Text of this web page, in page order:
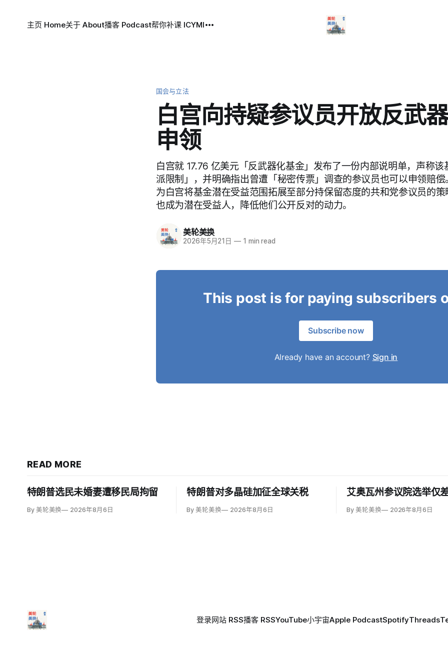
主页 Home关于 About播客 Podcast帮你补课 ICYMI
国会与立法
白宫向持疑参议员开放反武
申领
白宫就 17.76 亿美元「反武器化基金」发布了一份内部说明单，声称该
派限制」，并明确指出曾遭「秘密传票」调查的参议员也可以申领赔
为白宫将基金潜在受益范围拓展至部分持保留态度的共和党参议员的
也成为潜在受益人，降低他们公开反对的动力。
美轮美换
2026年5月21日 — 1 min read
This post is for paying subscribers
Subscribe now
Already have an account? Sign in
READ MORE
特朗普选民未婚妻遭移民局拘留
By 美轮美换 2026年8月6日
特朗普对多晶硅加征全球关税
By 美轮美换 2026年8月6日
艾奥瓦州参议院选举仅
By 美轮美换 2026年8月6日
登录网站 RSS播客 RSSYouTube小宇宙Apple PodcastSpotifyThreads